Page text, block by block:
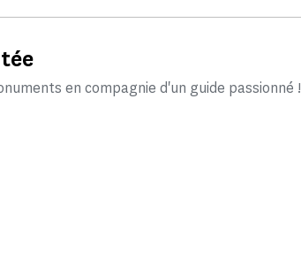
en compagnie d'un guide passionné !